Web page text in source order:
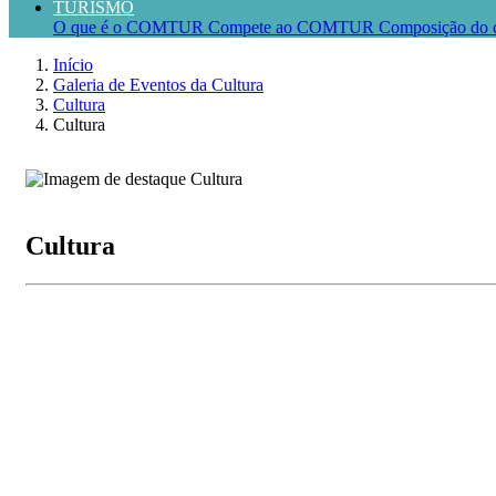
TURISMO
O que é o COMTUR Compete ao COMTUR Composição do
Início
Galeria de Eventos da Cultura
Cultura
Cultura
Cultura